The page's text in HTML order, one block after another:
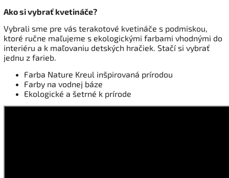
Ako si vybrať kvetináče?
Vybrali sme pre vás terakotové kvetináče s podmiskou,
ktoré ručne maľujeme s ekologickými farbami vhodnými do
interiéru a k maľovaniu detských hračiek. Stačí si vybrať
jednu z farieb.
Farba Nature Kreul inšpirovaná prírodou
Farby na vodnej báze
Ekologické a šetrné k prírode